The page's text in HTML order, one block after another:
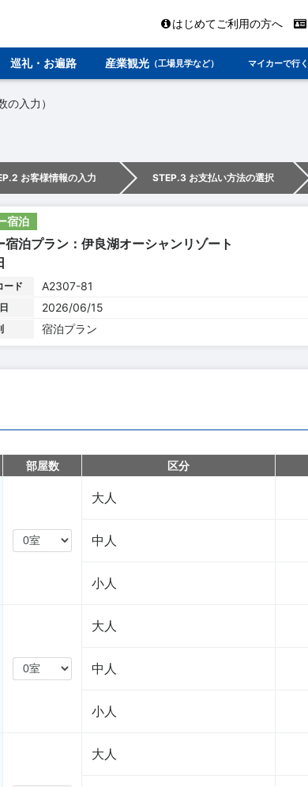
はじめてご利用の方へ
巡礼・お遍路 産業観光 （工場見学など） マイカーで行く
の入力）
お客様情報の入力 STEP.3 お支払い方法の選択
宿泊
宿泊プラン：伊良湖オーシャンリゾート
ード A2307-81
2026/06/15
宿泊プラン
部屋数 区分
大人
中人
小人
大人
中人
小人
大人